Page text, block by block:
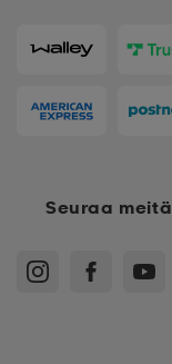
Seuraa meitä